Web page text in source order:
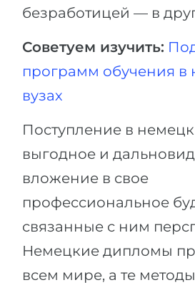
безработицей — в
Советуем изучить:
программ обучения в
вузах
Поступление в
выгодное и
вложение в свое
профессиональное
связанные с ним
Немецкие дипломы
всем мире, а те